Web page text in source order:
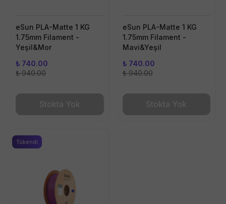
eSun PLA-Matte 1 KG
1.75mm Filament -
Yeşil&Mor
₺ 740.00
₺ 940.00
Stokta Yok
eSun PLA-Matte 1 KG
1.75mm Filament -
Mavi&Yeşil
₺ 740.00
₺ 940.00
Stokta Yok
Tükendi